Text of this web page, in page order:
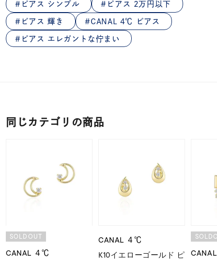
ピアス シンプル ピアス 2万円以下
ピアス 輝き CANAL 4℃ ピアス
ピアス エレガントな佇まい
同じカテゴリの商品
SOLDOUT
CANAL ４℃
CANAL ４℃
K10イエローゴールド ピ